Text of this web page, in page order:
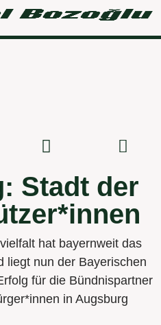
Stadt der
hat bayernweit das
liegt nun der Bayerischen
für die Bündnispartner
in Augsburg